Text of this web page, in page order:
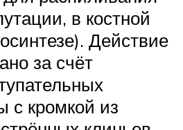
в костной
Действие
за счёт
с кромкой из